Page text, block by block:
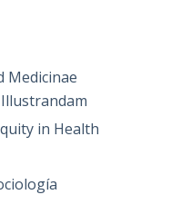
Medicinae
in Health